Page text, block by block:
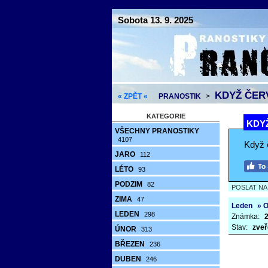
Sobota 13. 9. 2025
« ZPĚT « PRANOSTIK > KDYŽ
KATEGORIE
VŠECHNY PRANOSTIKY
4107
JARO 112
LÉTO 93
PODZIM 82
ZIMA 47
LEDEN 298
ÚNOR 313
BŘEZEN 236
DUBEN 246
Když
POSLAT NA
Leden »
Známka:
Stav: